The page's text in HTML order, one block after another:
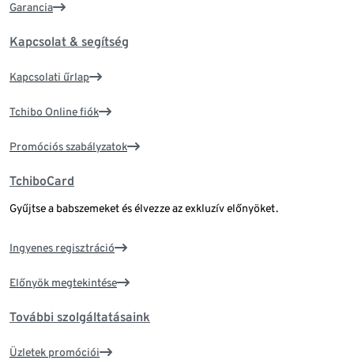
Garancia
Kapcsolat & segítség
Kapcsolati űrlap
Tchibo Online fiók
Promóciós szabályzatok
TchiboCard
Gyűjtse a babszemeket és élvezze az exkluzív előnyöket.
Ingyenes regisztráció
Előnyök megtekintése
További szolgáltatásaink
Üzletek promóciói